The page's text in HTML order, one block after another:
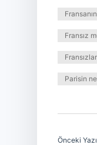
Fransız
Parisin
Önceki Yazı